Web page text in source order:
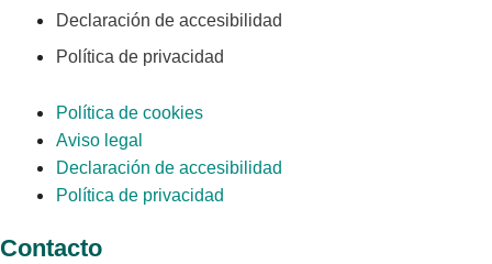
Declaración de accesibilidad
Política de privacidad
Política de cookies
Aviso legal
Declaración de accesibilidad
Política de privacidad
Contacto